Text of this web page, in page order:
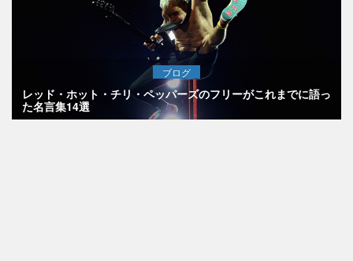
ブログ
レッド・ホット・チリ・ペッパーズのフリーがこれまでに語っ
た名言集14選